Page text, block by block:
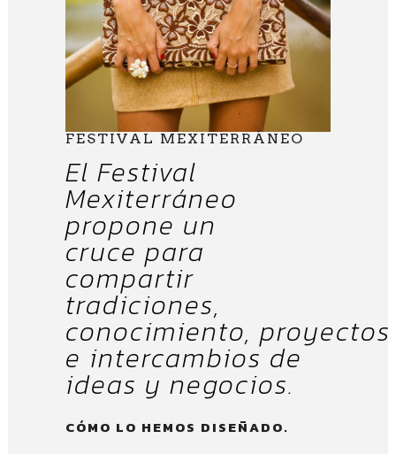
FESTIVAL MEXITERRÁNEO
El Festival
Mexiterráneo
propone un
cruce para
compartir
tradiciones,
conocimiento, proyectos
e intercambios de
ideas y negocios.
CÓMO LO HEMOS DISEÑADO.